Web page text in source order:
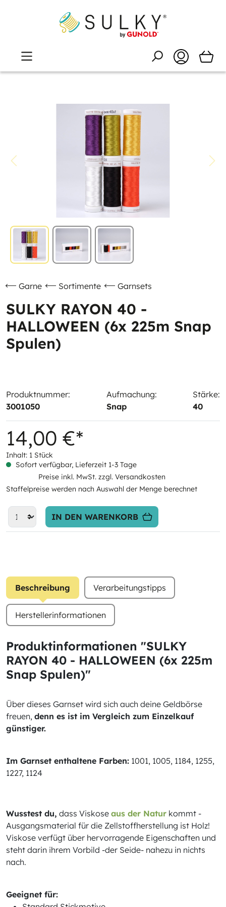
Garne Sortimente Garnsets
SULKY RAYON 40 -
HALLOWEEN (6x 225m Snap
Spulen)
Produktnummer:
3001050
Aufmachung:
Snap
Stärke:
40
14,00 €*
Inhalt: 1 Stück
Sofort verfügbar, Lieferzeit 1-3 Tage
Preise inkl. MwSt. zzgl. Versandkosten
Staffelpreise werden nach Auswahl der Menge berechnet
IN DEN WARENKORB
Beschreibung Verarbeitungstipps
Herstellerinformationen
Produktinformationen "SULKY
RAYON 40 - HALLOWEEN (6x 225m
Snap Spulen)"
Über dieses Garnset wird sich auch deine Geldbörse
freuen, denn es ist im Vergleich zum Einzelkauf
günstiger.
Im Garnset enthaltene Farben: 1001, 1005, 1184, 1255,
1227, 1124
Wusstest du, dass Viskose aus der Natur kommt -
Ausgangsmaterial für die Zellstoffherstellung ist Holz!
Viskose verfügt über hervorragende Eigenschaften und
steht darin ihrem Vorbild -der Seide- nahezu in nichts
nach.
Geeignet für: